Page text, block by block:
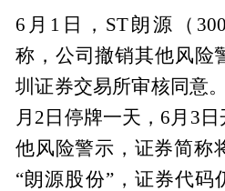
6月1日，ST朗源（
称，公司撤销其他风险
圳证券交易所审核同意
月2日停牌一天，6月3
他风险警示，证券简称
“朗源股份”，证券代码